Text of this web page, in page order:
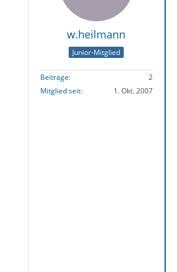
w.heilmann
Junior-Mitglied
Beiträge
2
Mitglied seit
1. Okt. 2007